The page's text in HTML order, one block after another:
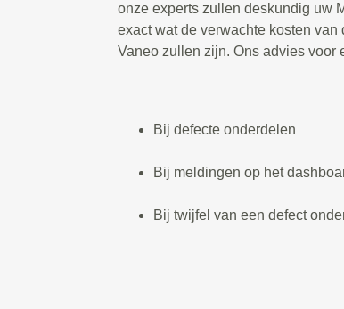
onze experts zullen deskundig uw
exact wat de verwachte kosten
Vaneo zullen zijn. Ons advies voor
Bij defecte onderdelen
Bij meldingen op het
Bij twijfel van een defect